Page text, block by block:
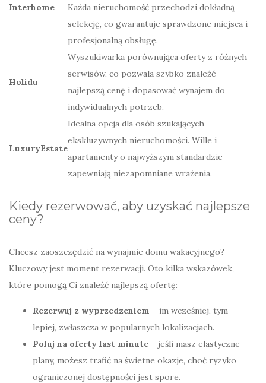
Interhome
Każda nieruchomość przechodzi dokładną
selekcję, co gwarantuje sprawdzone miejsca i
profesjonalną obsługę.
Holidu
Wyszukiwarka porównująca oferty z różnych
serwisów, co pozwala szybko znaleźć
najlepszą cenę i dopasować wynajem do
indywidualnych potrzeb.
LuxuryEstate
Idealna opcja dla osób szukających
ekskluzywnych nieruchomości. Wille i
apartamenty o najwyższym standardzie
zapewniają niezapomniane wrażenia.
Kiedy rezerwować, aby uzyskać najlepsze
ceny?
Chcesz zaoszczędzić na wynajmie domu wakacyjnego?
Kluczowy jest moment rezerwacji. Oto kilka wskazówek,
które pomogą Ci znaleźć najlepszą ofertę:
Rezerwuj z wyprzedzeniem – im wcześniej, tym
lepiej, zwłaszcza w popularnych lokalizacjach.
Poluj na oferty last minute – jeśli masz elastyczne
plany, możesz trafić na świetne okazje, choć ryzyko
ograniczonej dostępności jest spore.